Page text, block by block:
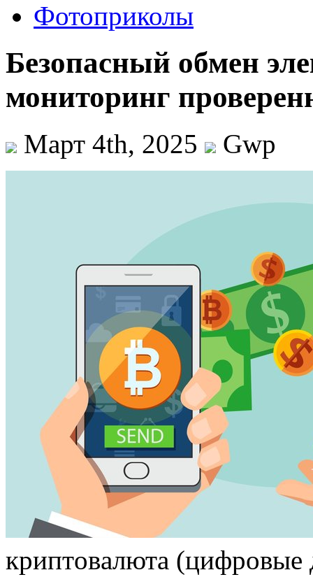
Фотоприколы
Безопасный обмен
мониторинг
Март 4th, 2025 Gwp
криптoвaлютa (цифрoвыe